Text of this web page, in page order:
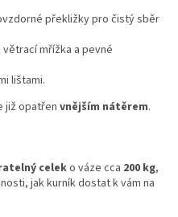
překližky pro čistý sběr
větrací mřížka a pevné
lištami.
již opatřen vnějším nátěrem.
celeko váze cca 200 kg,
jak kurník dostat k vám na